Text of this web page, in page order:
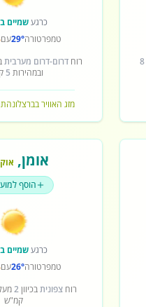
8
כרגעשמיים
טמפרטורה29°עם
רוח דרום-דרום מערבית
ובמהירות 5
מזג האוויר בברצלונה
אומן,
הוסף
כרגעשמיים
טמפרטורה26°עם
רוח צפוניתבכיוון2
קמ"ש